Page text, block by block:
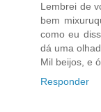
Lembrei de
bem
como eu
dá uma
Mil beijos, e
Responder